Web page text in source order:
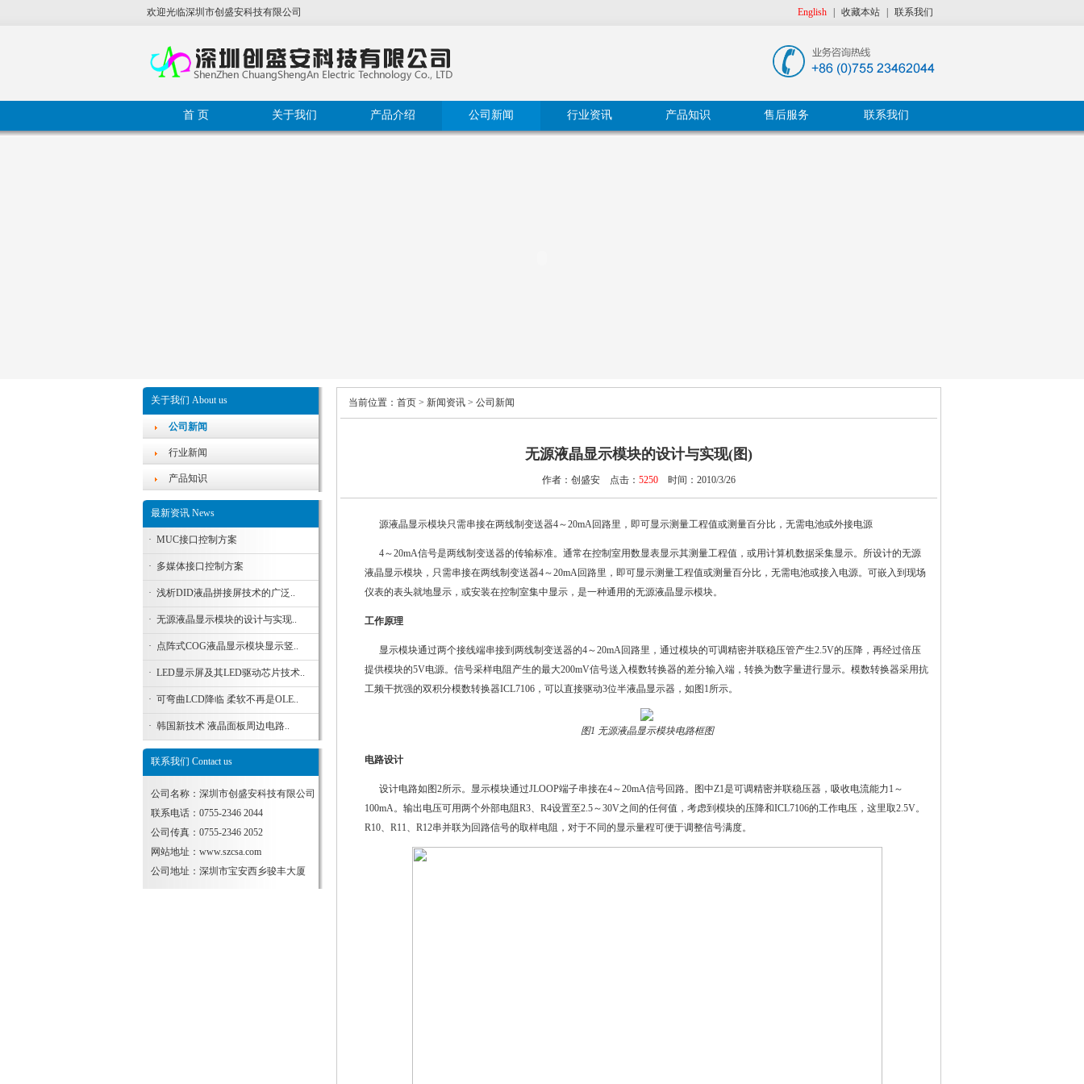
欢迎光临深圳市创盛安科技有限公司 English 收藏本站 联系我们
首 页 关于我们 产品介绍 公司新闻 行业资讯 产品知识 售后服务 联系我们
关于我们 About us
公司新闻
行业新闻
产品知识
最新资讯 News
· MUC接口控制方案
· 多媒体接口控制方案
· 浅析DID液晶拼接屏技术的广泛..
· 无源液晶显示模块的设计与实现..
· 点阵式COG液晶显示模块显示竖..
· LED显示屏及其LED驱动芯片技术..
· 可弯曲LCD降临 柔软不再是OLE..
· 韩国新技术 液晶面板周边电路..
联系我们 Contact us
公司名称：深圳市创盛安科技有限公司
联系电话：0755-2346 2044
公司传真：0755-2346 2052
网站地址： www.szcsa.com
公司地址：深圳市宝安西乡骏丰大厦
当前位置： 首页 > 新闻资讯 > 公司新闻
无源液晶显示模块的设计与实现(图)
作者： 创盛安 点击： 5250 时间：2010/3/26
源液晶显示模块只需串接在两线制变送器4～20mA回路里，即可显示测量工程值或测量百分比，无需电池或外接电源
4～20mA信号是两线制变送器的传输标准。通常在控制室用数显表显示其测量工程值，或用计算机数据采集显示。所设计的无源
液晶显示模块，只需串接在两线制变送器4～20mA回路里，即可显示测量工程值或测量百分比，无需电池或接入电源。可嵌入到现场
仪表的表头就地显示，或安装在控制室集中显示，是一种通用的无源液晶显示模块。
工作原理
显示模块通过两个接线端串接到两线制变送器的4～20mA回路里，通过模块的可调精密并联稳压管产生2.5V的压降，再经过倍压
提供模块的5V电源。信号采样电阻产生的最大200mV信号送入模数转换器的差分输入端，转换为数字量进行显示。模数转换器采用抗
工频干扰强的双积分模数转换器ICL7106，可以直接驱动3位半液晶显示器，如图1所示。
图1 无源液晶显示模块电路框图
电路设计
设计电路如图2所示。显示模块通过JLOOP端子串接在4～20mA信号回路。图中Z1是可调精密并联稳压器，吸收电流能力1～
100mA。输出电压可用两个外部电阻R3、R4设置至2.5～30V之间的任何值，考虑到模块的压降和ICL7106的工作电压，这里取2.5V。
R10、R11、R12串并联为回路信号的取样电阻，对于不同的显示量程可便于调整信号满度。